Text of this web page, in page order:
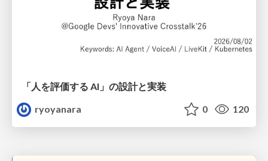
「人を評価する AI」の 設計と実装
ryoyanara
0 120